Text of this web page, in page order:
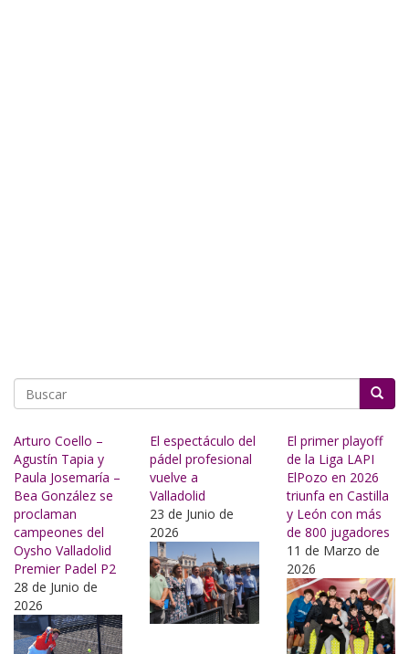
Arturo Coello –
Agustín Tapia y
Paula Josemaría –
Bea González se
proclaman
campeones del
Oysho Valladolid
Premier Padel P2
28 de Junio de
2026
El espectáculo del
pádel profesional
vuelve a
Valladolid
23 de Junio de
2026
El primer playoff
de la Liga LAPI
ElPozo en 2026
triunfa en Castilla
y León con más
de 800 jugadores
11 de Marzo de
2026